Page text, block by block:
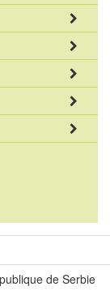
de Serbie